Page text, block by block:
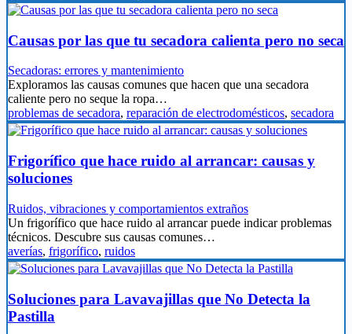
Causas por las que tu secadora calienta pero no seca
Secadoras: errores y mantenimiento
Exploramos las causas comunes que hacen que una secadora
caliente pero no seque la ropa…
problemas de secadora, reparación de electrodomésticos, secadora
Frigorífico que hace ruido al arrancar: causas y
soluciones
Ruidos, vibraciones y comportamientos extraños
Un frigorífico que hace ruido al arrancar puede indicar problemas
técnicos. Descubre sus causas comunes…
averías, frigorífico, ruidos
Soluciones para Lavavajillas que No Detecta la
Pastilla